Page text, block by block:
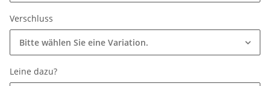
Verschluss
Bitte wählen Sie eine Variation.
Leine dazu?